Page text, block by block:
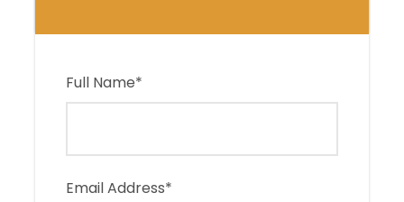
Full Name*
Email Address*